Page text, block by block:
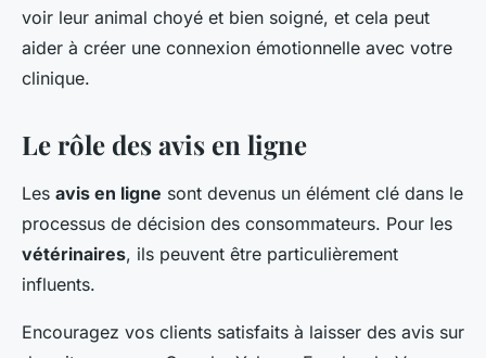
voir leur animal choyé et bien soigné, et cela peut
aider à créer une connexion émotionnelle avec votre
clinique.
Le rôle des avis en ligne
Les avis en ligne sont devenus un élément clé dans le
processus de décision des consommateurs. Pour les
vétérinaires, ils peuvent être particulièrement
influents.
Encouragez vos clients satisfaits à laisser des avis sur